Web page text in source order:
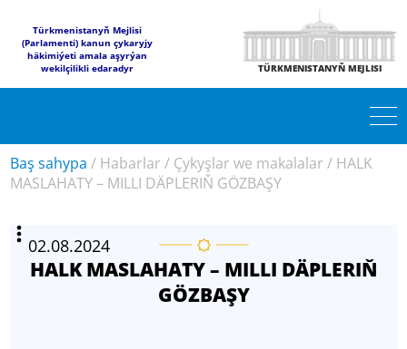
Türkmenistanyň Mejlisi
(Parlamenti) kanun çykaryjy
häkimiýeti amala aşyrýan
wekilçilikli edaradyr
TÜRKMENISTANYŇ MEJLISI
Baş sahypa / Habarlar / Çykyşlar we makalalar / HALK
MASLAHATY – MILLI DÄPLERIŇ GÖZBAŞY
02.08.2024
HALK MASLAHATY – MILLI DÄPLERIŇ
GÖZBAŞY